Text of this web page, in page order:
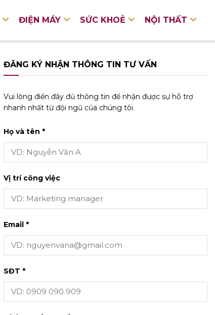
ĐIỆN MÁY SỨC KHOẺ NỘI THẤT
ĐĂNG KÝ NHẬN THÔNG TIN TƯ VẤN
Vui lòng điền đầy đủ thông tin để nhận được sự hỗ trợ
nhanh nhất từ đội ngũ của chúng tôi.
Họ và tên *
Vị trí công việc
Email *
SĐT *